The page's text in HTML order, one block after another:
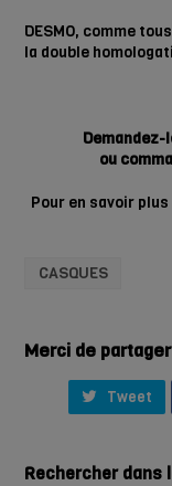
DESMO, comme
la double
Demandez-
ou
Pour en savoir plus
CASQUES
Merci de
Tweet
Rechercher dans